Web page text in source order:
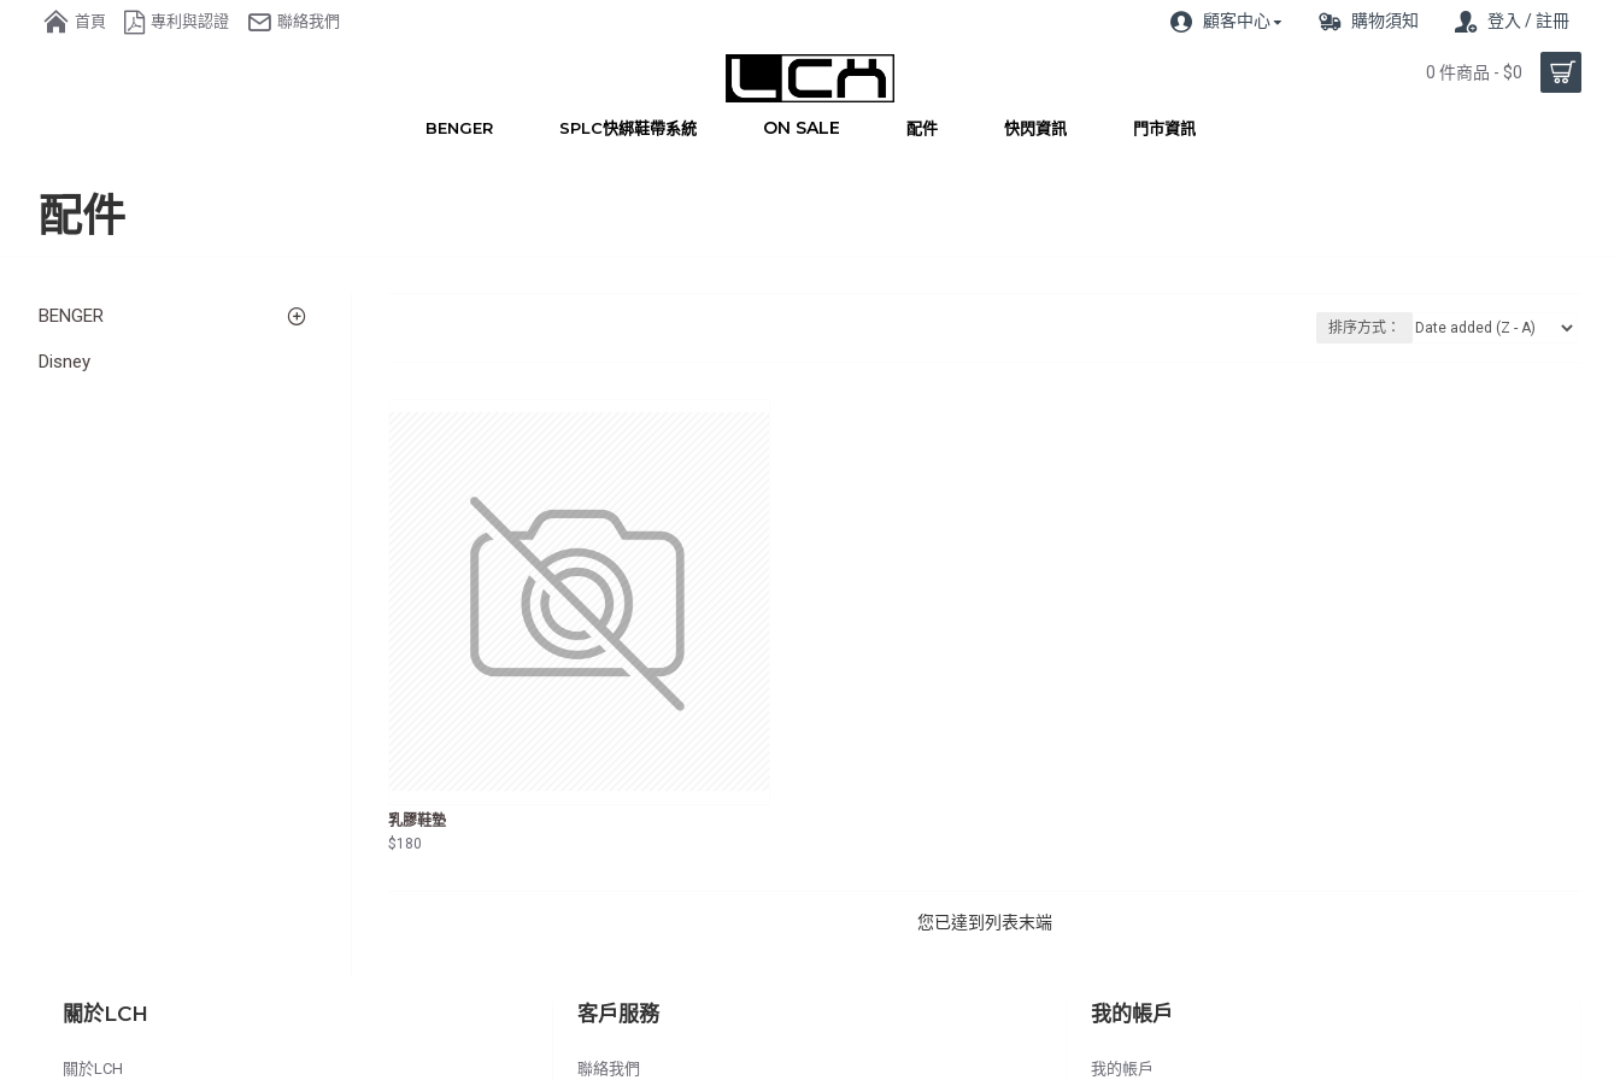
首頁 專利與認證 聯絡我們 顧客中心 購物須知 登入 / 註冊
0 件商品 - $0
BENGER SPLC快綁鞋帶系統 ON SALE 配件 快閃資訊 門市資訊
配件
BENGER
Disney
排序方式：
乳膠鞋墊
$180
您已達到列表末端
關於LCH
關於LCH
客戶服務
聯絡我們
我的帳戶
我的帳戶